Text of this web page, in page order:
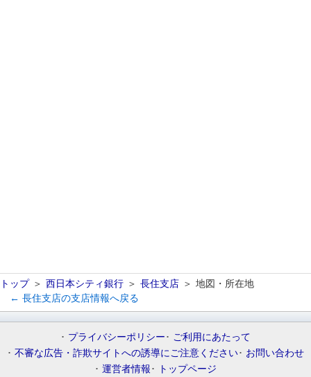
トップ 西日本シティ銀行 長住支店
地図・所在地
← 長住支店の支店情報へ戻る
プライバシーポリシー
ご利用にあたって
不審な広告・詐欺サイトへの誘導にご注意ください
お問い合わせ
運営者情報
トップページ